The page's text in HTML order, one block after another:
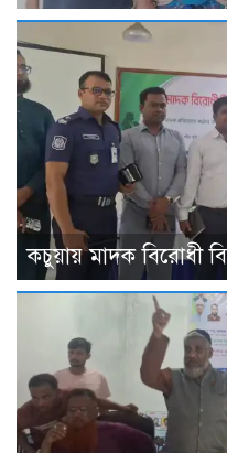
কচুয়ায় মাদক বিরোধী